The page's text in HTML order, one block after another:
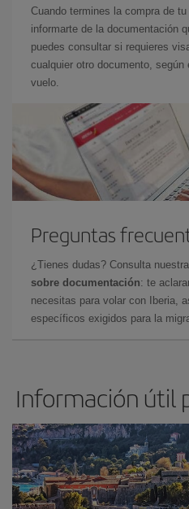
Cuando termines la compra de
informarte de la documentación
puedes consultar si requieres
cualquier otro documento,
vuelo.
Preguntas
¿Tienes dudas? Consulta
sobre documentación: te
necesitas para volar con Iberia,
específicos exigidos para la
Información útil